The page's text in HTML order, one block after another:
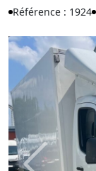
Référence : 1924